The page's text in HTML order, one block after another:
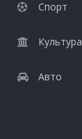
Спорт
Культура
Авто